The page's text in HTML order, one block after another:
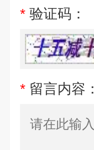
* 验证码：
* 留言内容：